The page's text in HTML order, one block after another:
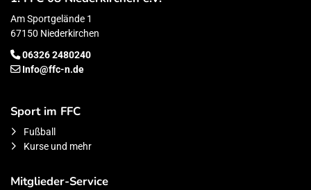
Am Sportgelände 1
67150 Niederkirchen
06326 2480240
Info@ffc-n.de
Sport im FFC
Fußball
Kurse und mehr
Mitglieder-Service